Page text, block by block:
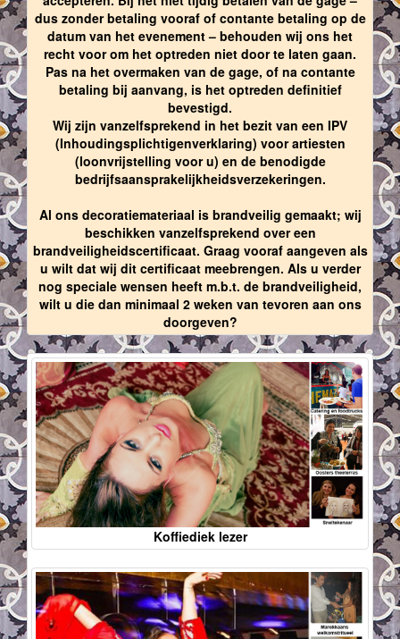
dus zonder betaling vooraf of contante betaling op de
datum van het evenement – behouden wij ons het
recht voor om het optreden niet door te laten gaan.
Pas na het overmaken van de gage, of na contante
betaling bij aanvang, is het optreden definitief
bevestigd.
Wij zijn vanzelfsprekend in het bezit van een IPV
(Inhoudingsplichtigenverklaring) voor artiesten
(loonvrijstelling voor u) en de benodigde
bedrijfsaansprakelijkheidsverzekeringen.
Al ons decoratiemateriaal is brandveilig gemaakt; wij
beschikken vanzelfsprekend over een
brandveiligheidscertificaat. Graag vooraf aangeven als
u wilt dat wij dit certificaat meebrengen. Als u verder
nog speciale wensen heeft m.b.t. de brandveiligheid,
wilt u die dan minimaal 2 weken van tevoren aan ons
doorgeven?
Koffiediek lezer